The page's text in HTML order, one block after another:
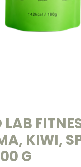
KIWI,
G